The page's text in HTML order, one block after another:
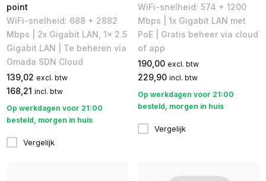
point
WiFi-snelheid: 688 + 2882
Mbps | 2x Gigabit LAN, 1x 2.5
Gigabit LAN | Te beheren via
Omada SDN Cloud
139,02 excl. btw
168,21 incl. btw
Op werkdagen voor 21:00
besteld, morgen in huis
Vergelijk
WiFi-snelheid: 574 + 1200
Mbps | 1x Gigabit LAN met
PoE | Gratis beheer via cloud
of app
190,00 excl. btw
229,90 incl. btw
Op werkdagen voor 21:00
besteld, morgen in huis
Vergelijk